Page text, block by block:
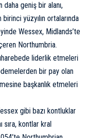
daha geniş bir alanı,
yüzyılın ortalarında
Wessex, Midlands’te
Northumbria.
liderlik etmeleri
bir pay olan
başkanlık etmeleri
gibi bazı kontluklar
sıra, kontlar kral